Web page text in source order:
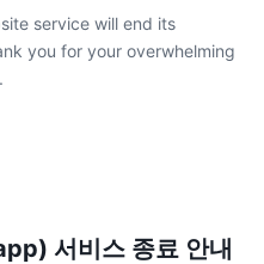
service will end its
you for your overwhelming
서비스 종료 안내